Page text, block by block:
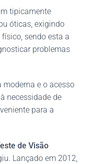
tipicamente
óticas, exigindo
sendo esta a
problemas
moderna e o acesso
necessidade de
para a
de Visão
Lançado em 2012,